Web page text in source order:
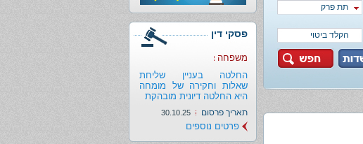
תת פרק
פסקי דין
משפחה
החלטה בעניין שליחת
שאלות וחקירה של מומחה
היא החלטה דיונית מובהקת
תאריך פרסום 30.10.25
פרטים נוספים